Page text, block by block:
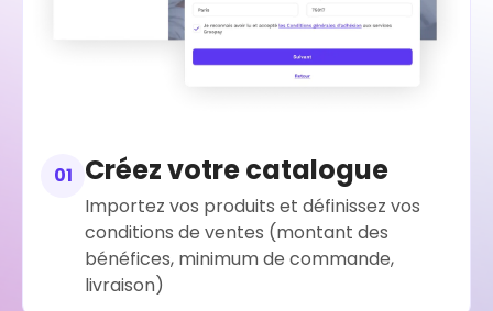
01 Créez votre catalogue
Importez vos produits et définissez vos
conditions de ventes (montant des
bénéfices, minimum de commande,
livraison)